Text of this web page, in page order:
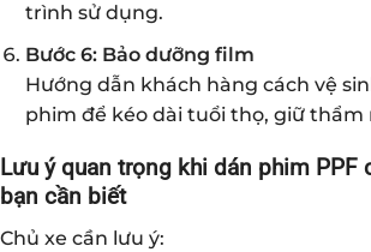
trình sử dụng.
Bước 6: Bảo dưỡng film
Hướng dẫn khách hàng cách vệ
phim để kéo dài tuổi thọ, giữ thẩm
Lưu ý quan trọng khi dán phim PPF
bạn cần biết
Chủ xe cần lưu ý: